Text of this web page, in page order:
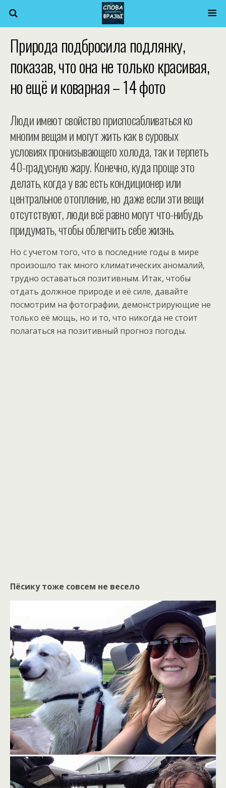
Природа подбросила подлянку,
показав, что она не только красивая,
но ещё и коварная – 14 фото
Люди имеют свойство приспосабливаться ко
многим вещам и могут жить как в суровых
условиях пронизывающего холода, так и терпеть
40-градусную жару. Конечно, куда проще это
делать, когда у вас есть кондиционер или
центральное отопление, но даже если эти вещи
отсутствуют, люди всё равно могут что-нибудь
придумать, чтобы облегчить себе жизнь.
Но с учетом того, что в последние годы в мире
произошло так много климатических аномалий,
трудно оставаться позитивным. Итак, чтобы
отдать должное природе и её силе, давайте
посмотрим на фотографии, демонстрирующие не
только её мощь, но и то, что никогда не стоит
полагаться на позитивный прогноз погоды.
Пёсику тоже совсем не весело